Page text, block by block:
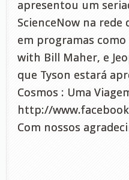
apresentou um
ScienceNow na rede
em programas como
with Bill Maher, e
que Tyson estará
Cosmos : Uma
http://
Com nossos